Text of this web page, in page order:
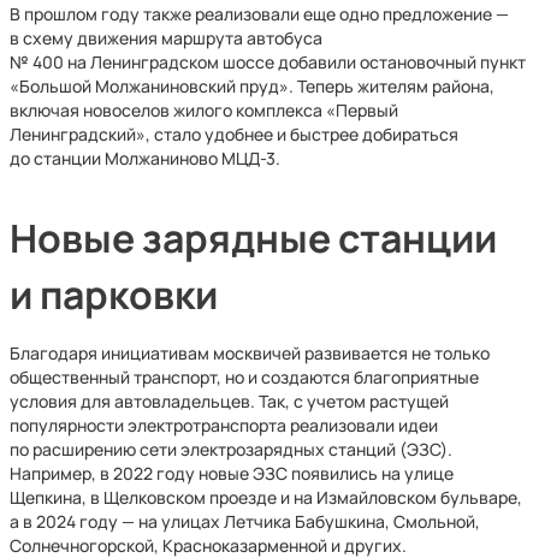
В прошлом году также реализовали еще одно предложение —
в схему движения маршрута автобуса
№ 400 на Ленинградском шоссе добавили остановочный пункт
«Большой Молжаниновский пруд». Теперь жителям района,
включая новоселов жилого комплекса «Первый
Ленинградский», стало удобнее и быстрее добираться
до станции Молжаниново МЦД-3.
Новые зарядные станции
и парковки
Благодаря инициативам москвичей развивается не только
общественный транспорт, но и создаются благоприятные
условия для автовладельцев. Так, с учетом растущей
популярности электротранспорта реализовали идеи
по расширению сети электрозарядных станций (ЭЗС).
Например, в 2022 году новые ЭЗС появились на улице
Щепкина, в Щелковском проезде и на Измайловском бульваре,
а в 2024 году — на улицах Летчика Бабушкина, Смольной,
Солнечногорской, Красноказарменной и других.